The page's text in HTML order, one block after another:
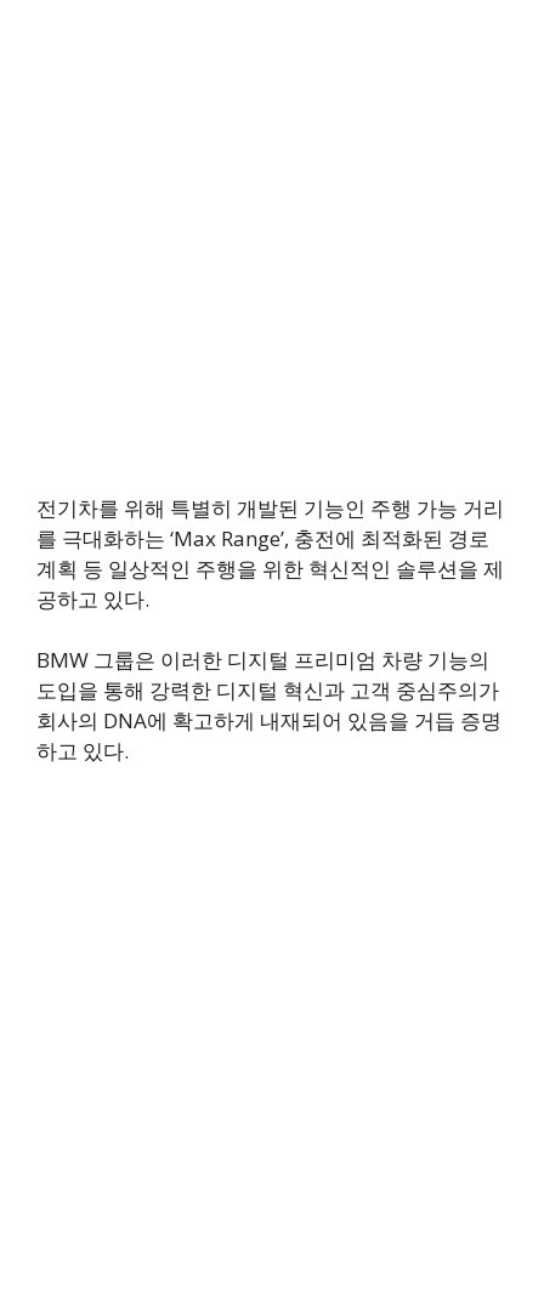
전기차를 위해 특별히 개발된 기능인 주행 가능 거리
를 극대화하는 ‘Max Range’, 충전에 최적화된 경로
계획 등 일상적인 주행을 위한 혁신적인 솔루션을 제
공하고 있다.
BMW 그룹은 이러한 디지털 프리미엄 차량 기능의
도입을 통해 강력한 디지털 혁신과 고객 중심주의가
회사의 DNA에 확고하게 내재되어 있음을 거듭 증명
하고 있다.